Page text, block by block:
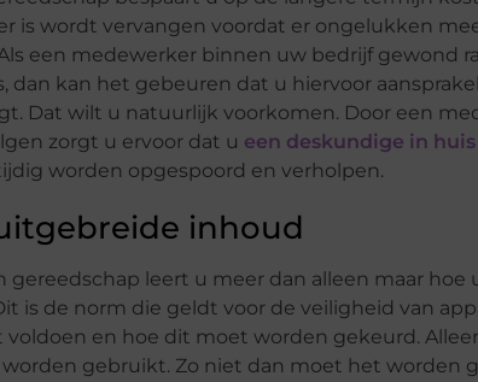
is wordt vervangen voordat er ongelukken
een medewerker binnen uw bedrijf gewond
dan kan het gebeuren dat u hiervoor
Dat wilt u natuurlijk voorkomen. Door een
zorgt u ervoor dat u een deskundige in huis
worden opgespoord en verholpen.
inhoud
leert u meer dan alleen maar hoe
is de norm die geldt voor de veiligheid van
voldoen en hoe dit moet worden gekeurd.
gebruikt. Zo niet dan moet het worden